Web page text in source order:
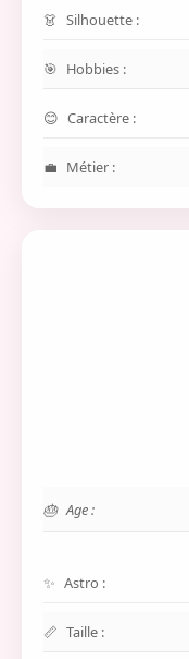
Silhouette :
Hobbies :
Caractère :
Métier :
Age :
Astro :
Taille :